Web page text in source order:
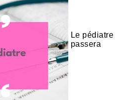
Le pédiatre
passera